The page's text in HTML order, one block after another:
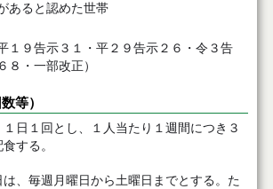
あると認めた世帯
平１９告示３１・平２９告示２６・令３告
８・一部改正）
等）
日１回とし、１人当たり１週間につき３
する。
、毎週月曜日から土曜日までとする。た